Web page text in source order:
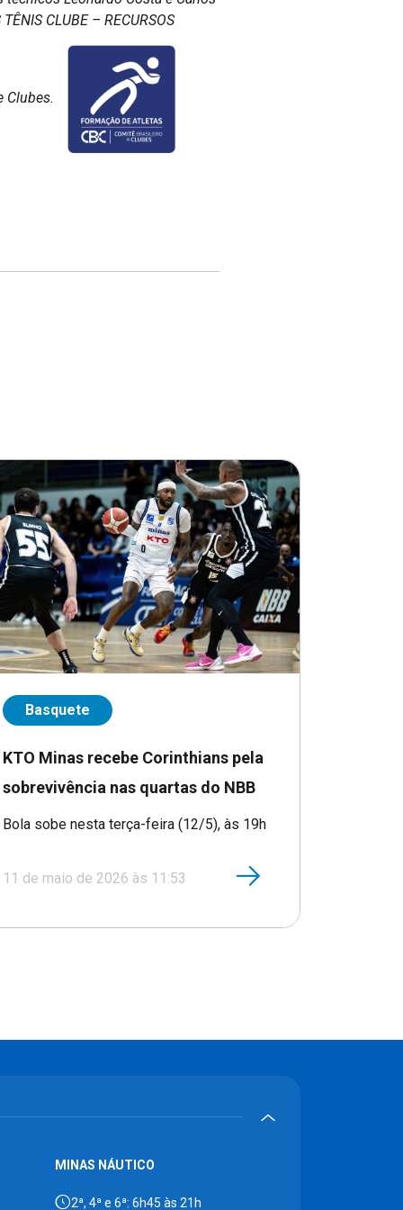
CLUBE – RECURSOS
Clubes.
Basquete
KTO Minas recebe Corinthians pela
sobrevivência nas quartas do NBB
Bola sobe nesta terça-feira (12/5), às 19h
11 de maio de 2026 às 11:53
MINAS NÁUTICO
2ª, 4ª e 6ª: 6h45 às 21h